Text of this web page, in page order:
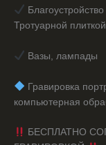
Тротуарной плиткой
Вазы, лампады
Гравировка
компьютерная
БЕСПЛАТНО